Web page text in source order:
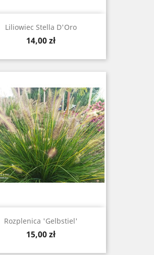
Liliowiec Stella D'Oro
Cena
14,00 zł
Rozplenica 'Gelbstiel'
Cena
15,00 zł